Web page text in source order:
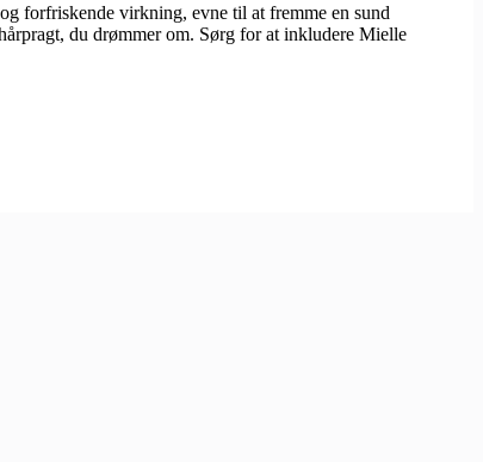
forfriskende virkning, evne til at fremme en sund
du drømmer om. Sørg for at inkludere Mielle